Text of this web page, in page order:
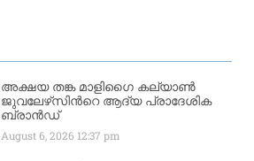
അക്ഷയ തങ്ക മാളിഗൈ കല്യാണ്‍
ജുവലേഴ്‌സിന്‍റെ ആദ്യ പ്രാദേശിക
ബ്രാന്‍ഡ്
August 6, 2026 12:37 pm